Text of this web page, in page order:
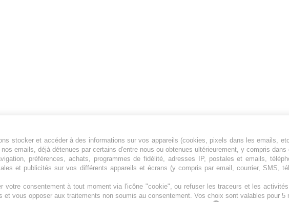
nous ?
Légales
Jeunesfooteux est un média sportif qui
principalement de l'actualité de la Ligue
des grosses actualités de la Ligue 2 et
Plan du site | Syndication |Powered by
stocker et accéder à des informations sur vos appareils (cookies, pixels dans les emails,
emails, déjà détenues par certains d'entre nous ou obtenues ultérieurement, y compris dans
préférences, achats, programmes de fidélité, adresses IP, postales et emails,
et publicités sur vos différents appareils et écrans (y compris par email, courrier, SMS,
votre consentement à tout moment via l'icône "cookie", ou refuser les traceurs et les
et vous opposer aux traitements non soumis au consentement. Vos choix sont valables pour 5